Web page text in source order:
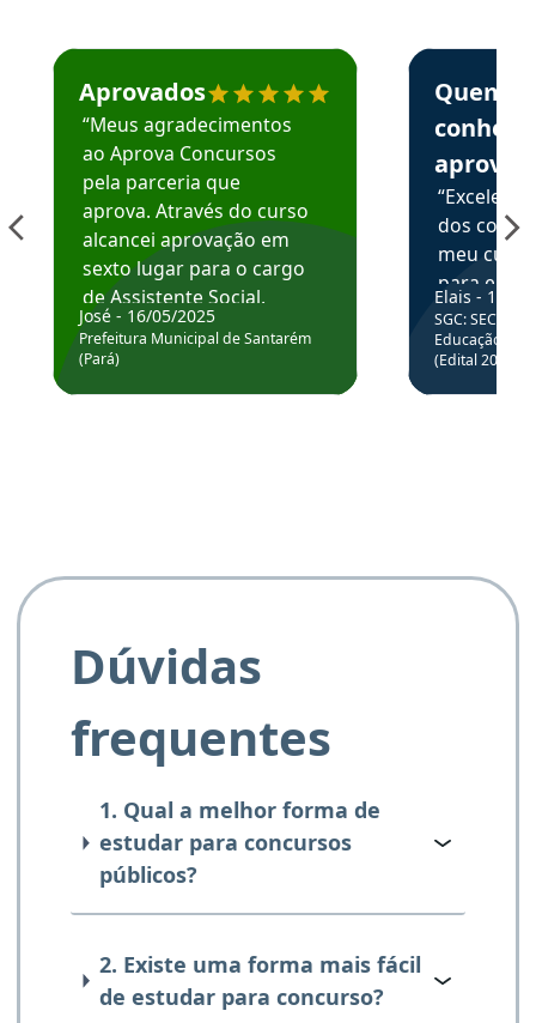
Estudante José recomenda o Aprova Concursos em
Aprovados
“Meus agradecimentos
ao Aprova Concursos
pela parceria que
aprova. Através do curso
alcancei aprovação em
sexto lugar para o cargo
de Assistente Social.
Hoje estou atuando na
Prefeitura de Santarém.
José - 16/05/2025
Prefeitura Municipal de Santarém
(Pará)
Estudante
Quem
aprova
dos
meu
para
colocar
através
de
Elais - 15/
SGC: SEC BA
Educação
(Edital
Dúvidas
frequentes
1. Qual a melhor forma de
estudar para concursos
públicos?
2. Existe uma forma mais fácil
de estudar para concurso?